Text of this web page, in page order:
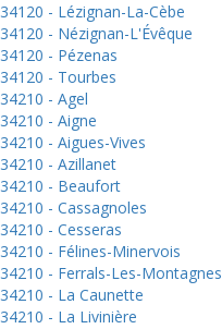
34120 - Lézignan-La-Cèbe
34120 - Nézignan-L'Évêque
34120 - Pézenas
34120 - Tourbes
34210 - Agel
34210 - Aigne
34210 - Aigues-Vives
34210 - Azillanet
34210 - Beaufort
34210 - Cassagnoles
34210 - Cesseras
34210 - Félines-Minervois
34210 - Ferrals-Les-Montagnes
34210 - La Caunette
34210 - La Livinière